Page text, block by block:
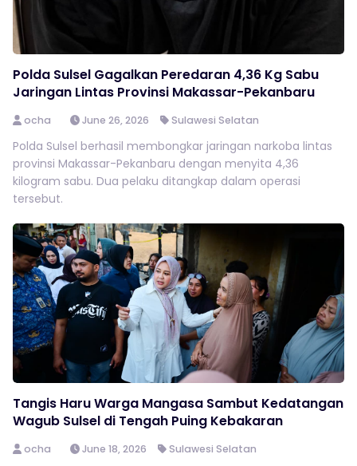
Polda Sulsel Gagalkan Peredaran 4,36 Kg Sabu
Jaringan Lintas Provinsi Makassar-Pekanbaru
ocha June 26, 2026 Sulawesi Selatan
Polda Sulsel berhasil membongkar jaringan narkoba lintas
provinsi Makassar-Pekanbaru dengan menyita 4,36
kilogram sabu. Dua pelaku ditangkap dalam operasi
tersebut.
Tangis Haru Warga Mangasa Sambut Kedatangan
Wagub Sulsel di Tengah Puing Kebakaran
ocha June 18, 2026 Sulawesi Selatan